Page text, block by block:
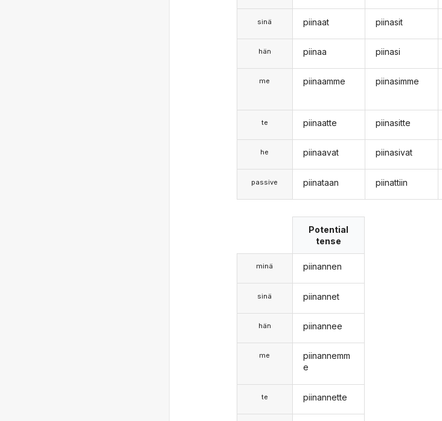
sinä
hän
me
te
he
passive
piinaat
piinaa
piinaamme
piinaatte
piinaavat
piinataan
piinasit
piinasi
piinasimme
piinasitte
piinasivat
piinattiin
minä
sinä
hän
me
te
Potential
tense
piinannen
piinannet
piinannee
piinannemm
e
piinannette